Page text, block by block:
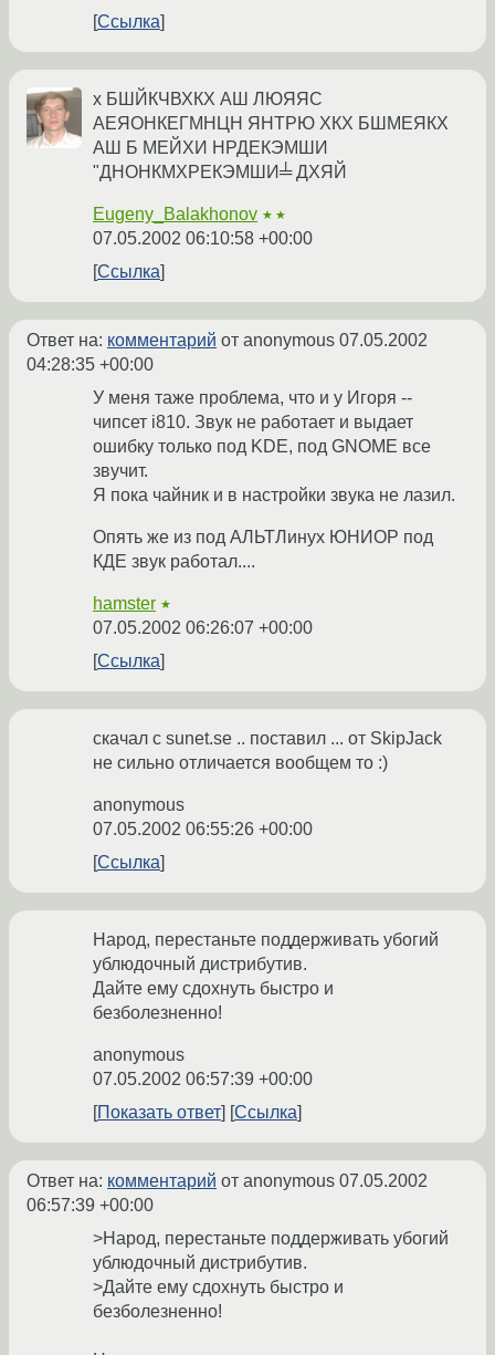
Ссылка
х БШЙКЧВХКХ АШ ЛЮЯЯС
АЕЯОНКЕГМНЦН ЯНТРЮ ХКХ БШМЕЯКХ
АШ Б МЕЙХИ НРДЕКЭМШИ
"ДНОНКМХРЕКЭМШИ╧ ДХЯЙ
Eugeny_Balakhonov ★★
07.05.2002 06:10:58 +00:00
Ссылка
Ответ на: комментарий от anonymous 07.05.2002
04:28:35 +00:00
У меня таже проблема, что и у Игоря --
чипсет i810. Звук не работает и выдает
ошибку только под KDE, под GNOME все
звучит.
Я пока чайник и в настройки звука не лазил.
Опять же из под АЛЬТЛинух ЮНИОР под
КДЕ звук работал....
hamster ★
07.05.2002 06:26:07 +00:00
Ссылка
скачал с sunet.se .. поставил ... от SkipJack
не сильно отличается вообщем то :)
anonymous
07.05.2002 06:55:26 +00:00
Ссылка
Народ, перестаньте поддерживать убогий
ублюдочный дистрибутив.
Дайте ему сдохнуть быстро и
безболезненно!
anonymous
07.05.2002 06:57:39 +00:00
Показать ответ
Ссылка
Ответ на: комментарий от anonymous 07.05.2002
06:57:39 +00:00
>Народ, перестаньте поддерживать убогий
ублюдочный дистрибутив.
>Дайте ему сдохнуть быстро и
безболезненно!